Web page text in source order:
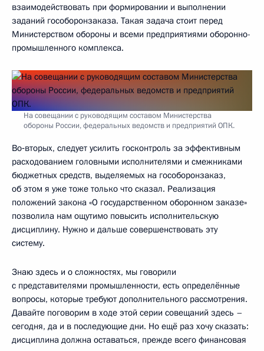
взаимодействовать при формировании и выполнении
заданий гособоронзаказа. Такая задача стоит перед
Министерством обороны и всеми предприятиями оборонно-
промышленного комплекса.
На совещании с руководящим составом Министерства
обороны России, федеральных ведомств и предприятий ОПК.
Во‑вторых, следует усилить госконтроль за эффективным
расходованием головными исполнителями и смежниками
бюджетных средств, выделяемых на гособоронзаказ,
об этом я уже тоже только что сказал. Реализация
положений закона «О государственном оборонном заказе»
позволила нам ощутимо повысить исполнительскую
дисциплину. Нужно и дальше совершенствовать эту
систему.
Знаю здесь и о сложностях, мы говорили
с представителями промышленности, есть определённые
вопросы, которые требуют дополнительного рассмотрения.
Давайте поговорим в ходе этой серии совещаний здесь –
сегодня, да и в последующие дни. Но ещё раз хочу сказать:
дисциплина должна оставаться, прежде всего финансовая